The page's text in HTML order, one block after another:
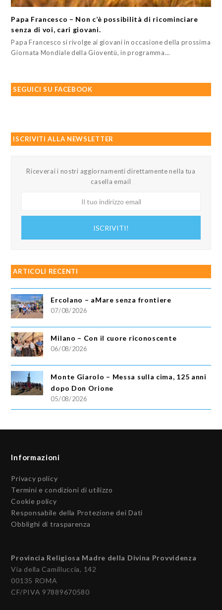
Papa Francesco – Non c’è possibilità di ricominciare
senza di voi, cari giovani.
Papa Francesco si rivolge ai giovani in occasione della prossima
Giornata Mondiale della Gioventù, in programma…
SEGUICI SU FACEBOOK
ISCRIVITI ALLA NEWSLETTER
Riceverai i nostri aggiornamenti direttamente nella tua
casella email
ISCRIVITI!
ARTICOLI RECENTI
Ercolano – aMare senza frontiere
07/08/2026
Milano – Con il cuore riconoscente
06/08/2026
Monte Giarolo – Messa sulla cima, 125 anni
dopo Don Orione
05/08/2026
Informazioni
Privacy policy
Termini e condizioni di utilizzo
Cookie policy
Responsabile della Protezione dei Dati
Obblighi di trasparenza
Provincia Religiosa Madre della Divina Provvidenza
Via della Camilluccia, 142
00135 ROMA
CF/PIVA 97889670580